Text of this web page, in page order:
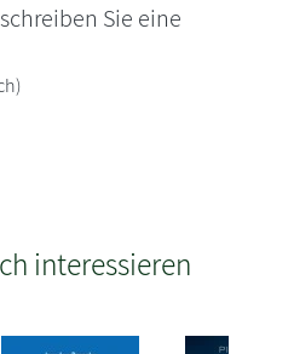
Sie eine
interessieren